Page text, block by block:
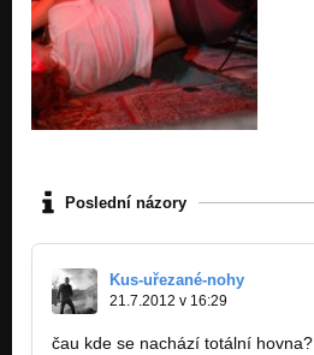
Poslední názory
Kus-uřezané-nohy
21.7.2012 v 16:29
čau kde se nachází totální hovna?